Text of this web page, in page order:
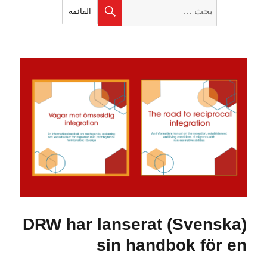
بحث
القائمة
(Svenska) DRW har lanserat
sin handbok för en